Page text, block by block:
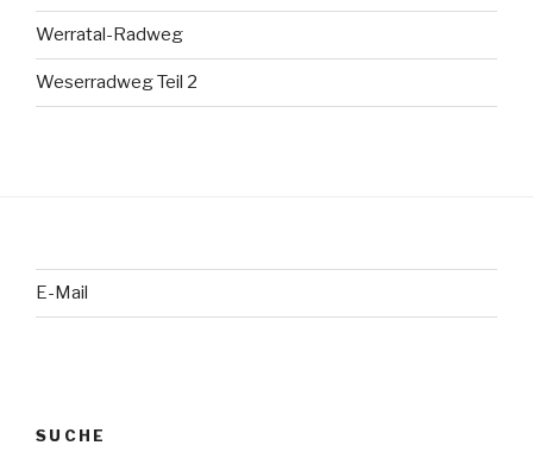
Werratal-Radweg
Weserradweg Teil 2
E-Mail
SUCHE